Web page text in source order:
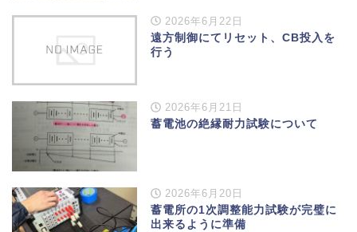
2026年6月22日
遠方制御にてリセット、CB投入を
行う
2026年6月21日
蓄電池の絶縁耐力試験について
2026年6月20日
蓄電所の1次調整能力試験が完璧に
出来るように準備